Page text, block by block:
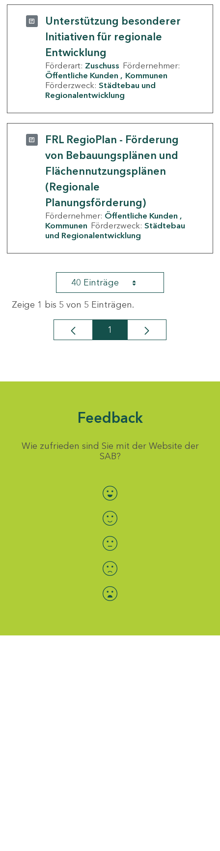
Unterstützung besonderer
Initiativen für regionale
Entwicklung
Förderart: Zuschuss Fördernehmer:
Öffentliche Kunden
Kommunen
Förderzweck: Städtebau und
Regionalentwicklung
FRL RegioPlan - Förderung
von Bebauungsplänen und
Flächennutzungsplänen
(Regionale
Planungsförderung)
Fördernehmer: Öffentliche Kunden
Kommunen Förderzweck: Städtebau
und Regionalentwicklung
40 Einträge
Zeige 1 bis 5 von 5 Einträgen.
Seite
1
Feedback
Wie zufrieden sind Sie mit der Website der
SAB?
Bewertung auswählen